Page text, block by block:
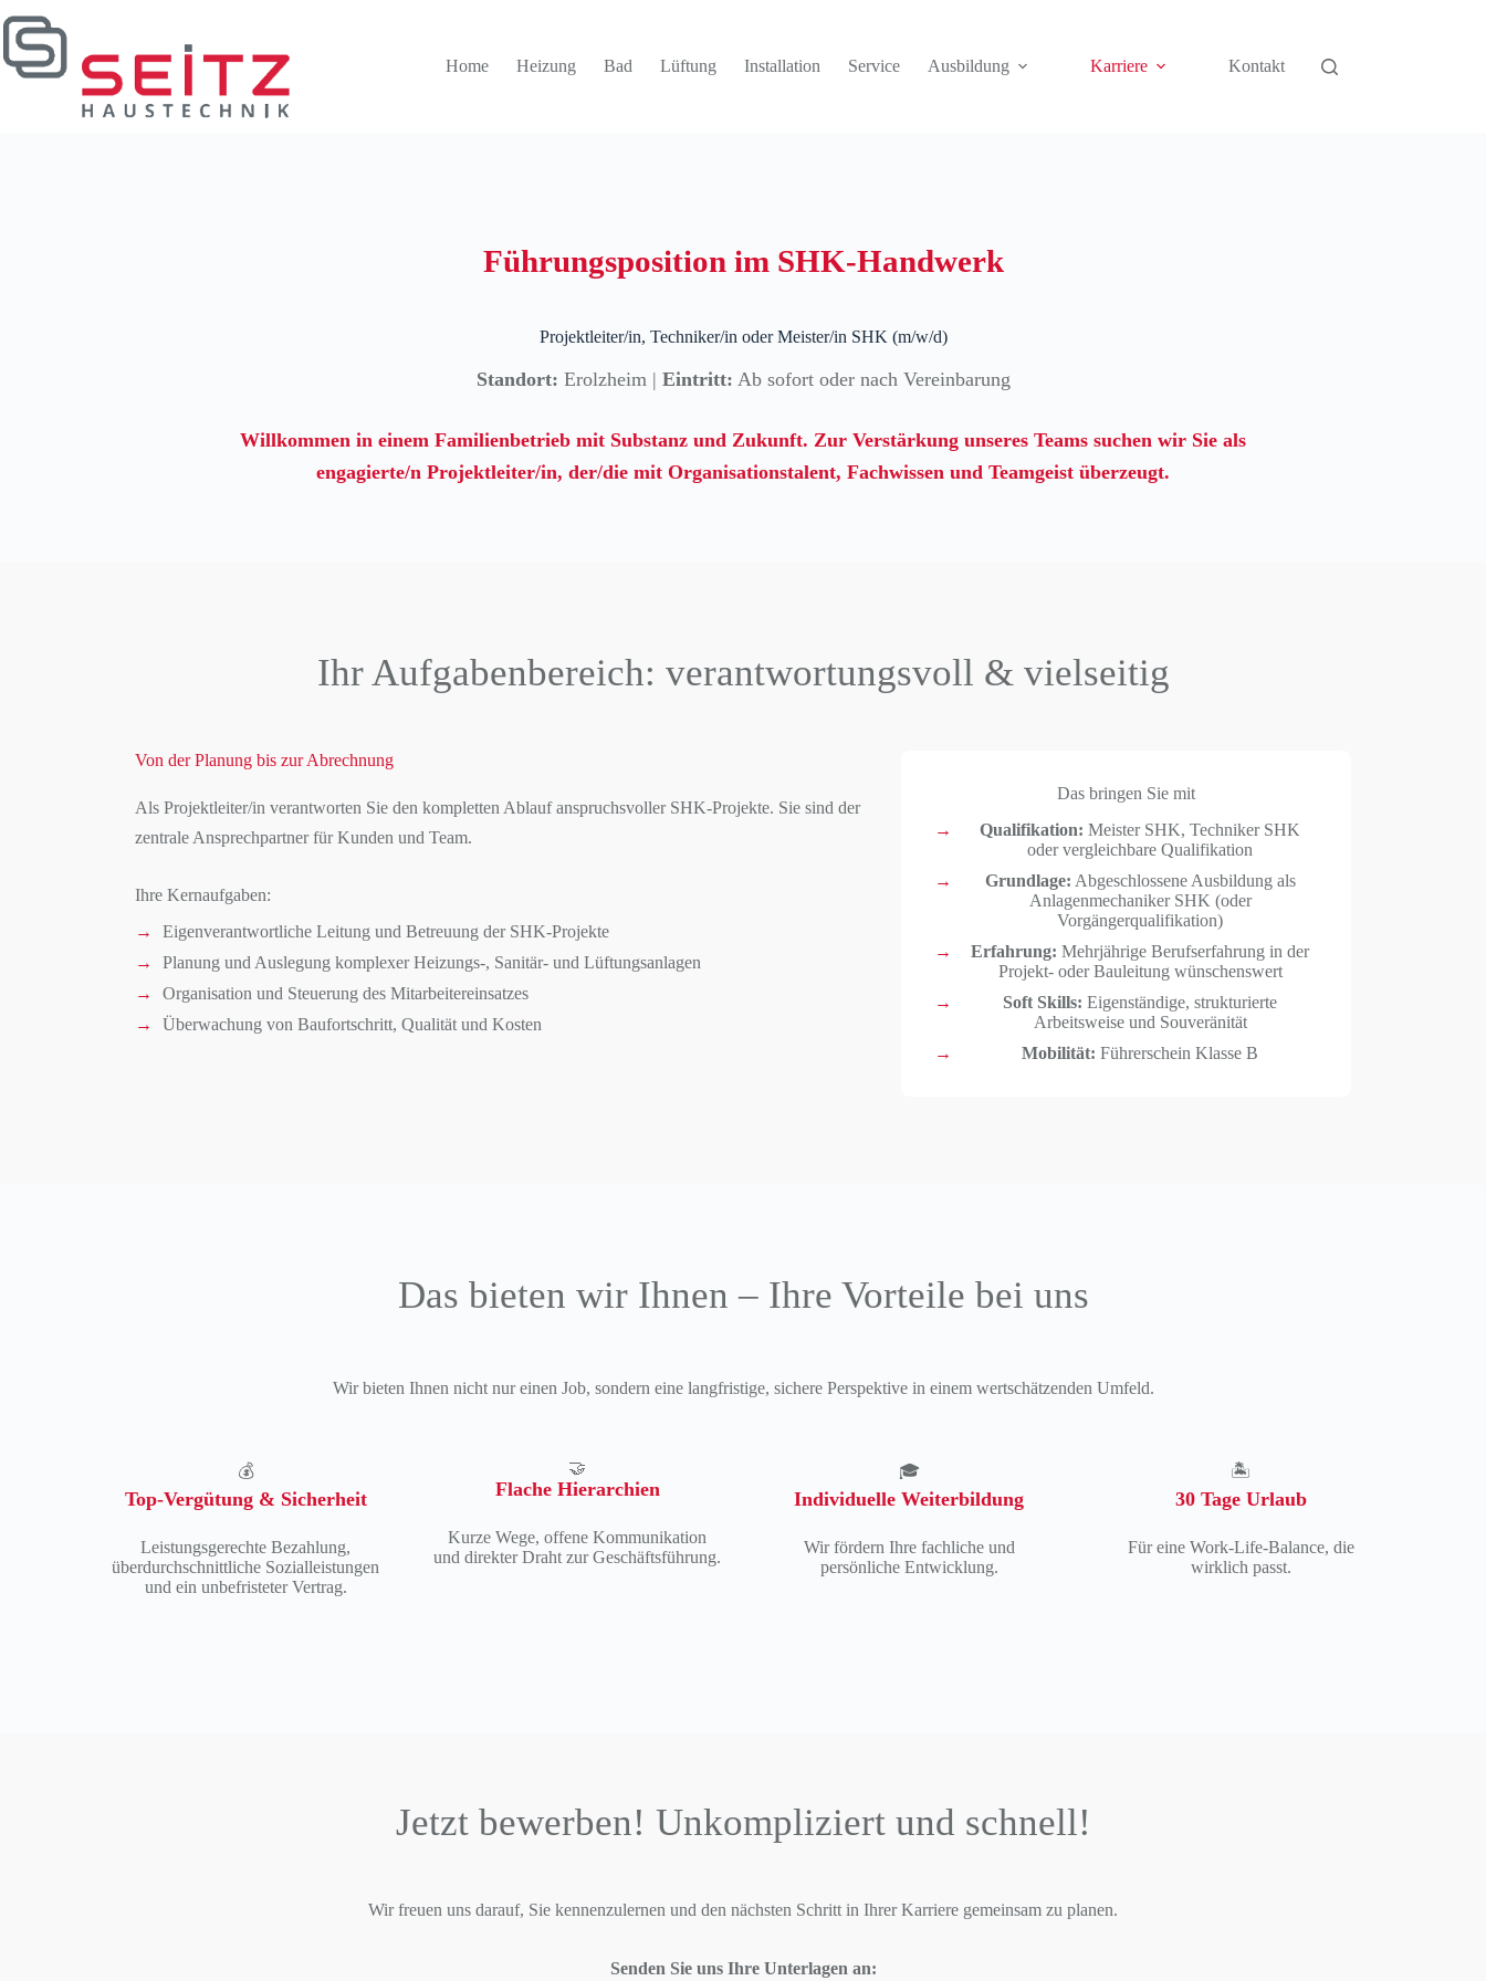
Inhalt
springen
Home
Heizung Bad Lüftung Installation Service Ausbildung Karriere Kontakt
Führungsposition im SHK-Handwerk
Projektleiter/in, Techniker/in oder Meister/in SHK (m/w/d)
Standort: Erolzheim | Eintritt: Ab sofort oder nach Vereinbarung
Willkommen in einem Familienbetrieb mit Substanz und Zukunft. Zur Verstärkung unseres Teams suchen wir Sie als
engagierte/n Projektleiter/in, der/die mit Organisationstalent, Fachwissen und Teamgeist überzeugt.
Ihr Aufgabenbereich: verantwortungsvoll & vielseitig
Von der Planung bis zur Abrechnung
Als Projektleiter/in verantworten Sie den kompletten Ablauf anspruchsvoller SHK-Projekte. Sie sind der
zentrale Ansprechpartner für Kunden und Team.
Ihre Kernaufgaben:
Eigenverantwortliche Leitung und Betreuung der SHK-Projekte
Planung und Auslegung komplexer Heizungs-, Sanitär- und Lüftungsanlagen
Organisation und Steuerung des Mitarbeitereinsatzes
Überwachung von Baufortschritt, Qualität und Kosten
Das bringen Sie mit
Qualifikation: Meister SHK, Techniker SHK
oder vergleichbare Qualifikation
Grundlage: Abgeschlossene Ausbildung als
Anlagenmechaniker SHK (oder
Vorgängerqualifikation)
Erfahrung: Mehrjährige Berufserfahrung in der
Projekt- oder Bauleitung wünschenswert
Soft Skills: Eigenständige, strukturierte
Arbeitsweise und Souveränität
Mobilität: Führerschein Klasse B
Das bieten wir Ihnen – Ihre Vorteile bei uns
Wir bieten Ihnen nicht nur einen Job, sondern eine langfristige, sichere Perspektive in einem wertschätzenden Umfeld.
💰
Top-Vergütung & Sicherheit
Leistungsgerechte Bezahlung,
überdurchschnittliche Sozialleistungen
und ein unbefristeter Vertrag.
🤝
Flache Hierarchien
Kurze Wege, offene Kommunikation
und direkter Draht zur Geschäftsführung.
🎓
Individuelle Weiterbildung
Wir fördern Ihre fachliche und
persönliche Entwicklung.
🏝️
30 Tage Urlaub
Für eine Work-Life-Balance, die
wirklich passt.
Jetzt bewerben! Unkompliziert und schnell!
Wir freuen uns darauf, Sie kennenzulernen und den nächsten Schritt in Ihrer Karriere gemeinsam zu planen.
Senden Sie uns Ihre Unterlagen an: